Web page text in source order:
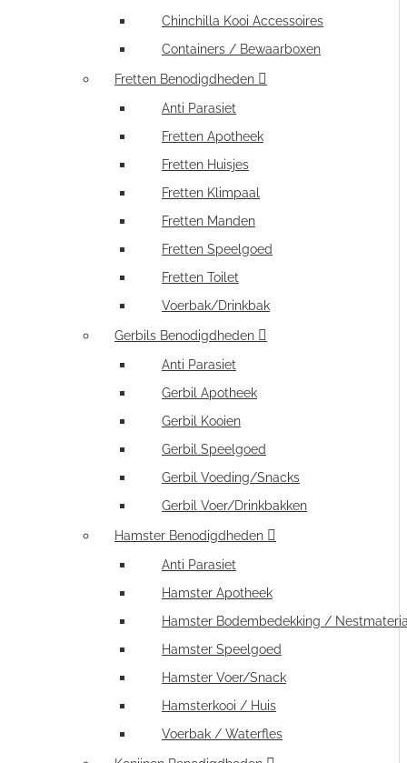
Chinchilla Kooi Accessoires
Containers / Bewaarboxen
Fretten Benodigdheden
Anti Parasiet
Fretten Apotheek
Fretten Huisjes
Fretten Klimpaal
Fretten Manden
Fretten Speelgoed
Fretten Toilet
Voerbak/Drinkbak
Gerbils Benodigdheden
Anti Parasiet
Gerbil Apotheek
Gerbil Kooien
Gerbil Speelgoed
Gerbil Voeding/Snacks
Gerbil Voer/Drinkbakken
Hamster Benodigdheden
Anti Parasiet
Hamster Apotheek
Hamster Bodembedekking /
Hamster Speelgoed
Hamster Voer/Snack
Hamsterkooi / Huis
Voerbak / Waterfles